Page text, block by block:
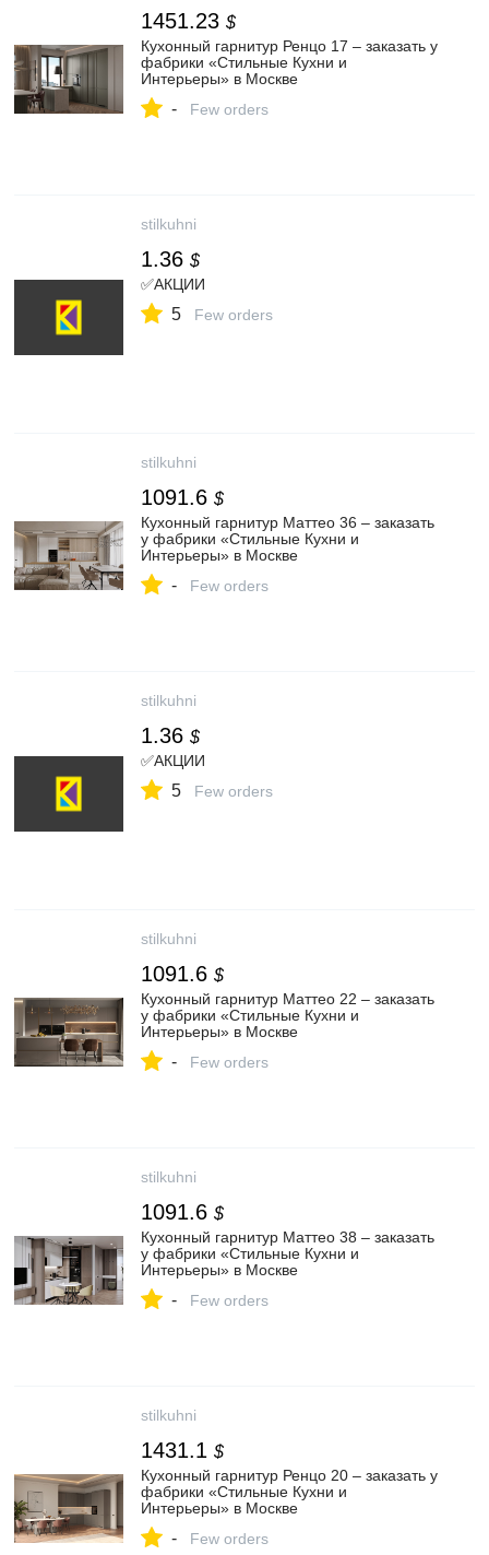
1451.23 $
Кухонный гарнитур Ренцо 17 – заказать у
фабрики «Стильные Кухни и
Интерьеры» в Москве
- Few orders
stilkuhni
1.36 $
✅АКЦИИ
5 Few orders
stilkuhni
1091.6 $
Кухонный гарнитур Маттео 36 – заказать
у фабрики «Стильные Кухни и
Интерьеры» в Москве
- Few orders
stilkuhni
1.36 $
✅АКЦИИ
5 Few orders
stilkuhni
1091.6 $
Кухонный гарнитур Маттео 22 – заказать
у фабрики «Стильные Кухни и
Интерьеры» в Москве
- Few orders
stilkuhni
1091.6 $
Кухонный гарнитур Маттео 38 – заказать
у фабрики «Стильные Кухни и
Интерьеры» в Москве
- Few orders
stilkuhni
1431.1 $
Кухонный гарнитур Ренцо 20 – заказать у
фабрики «Стильные Кухни и
Интерьеры» в Москве
- Few orders